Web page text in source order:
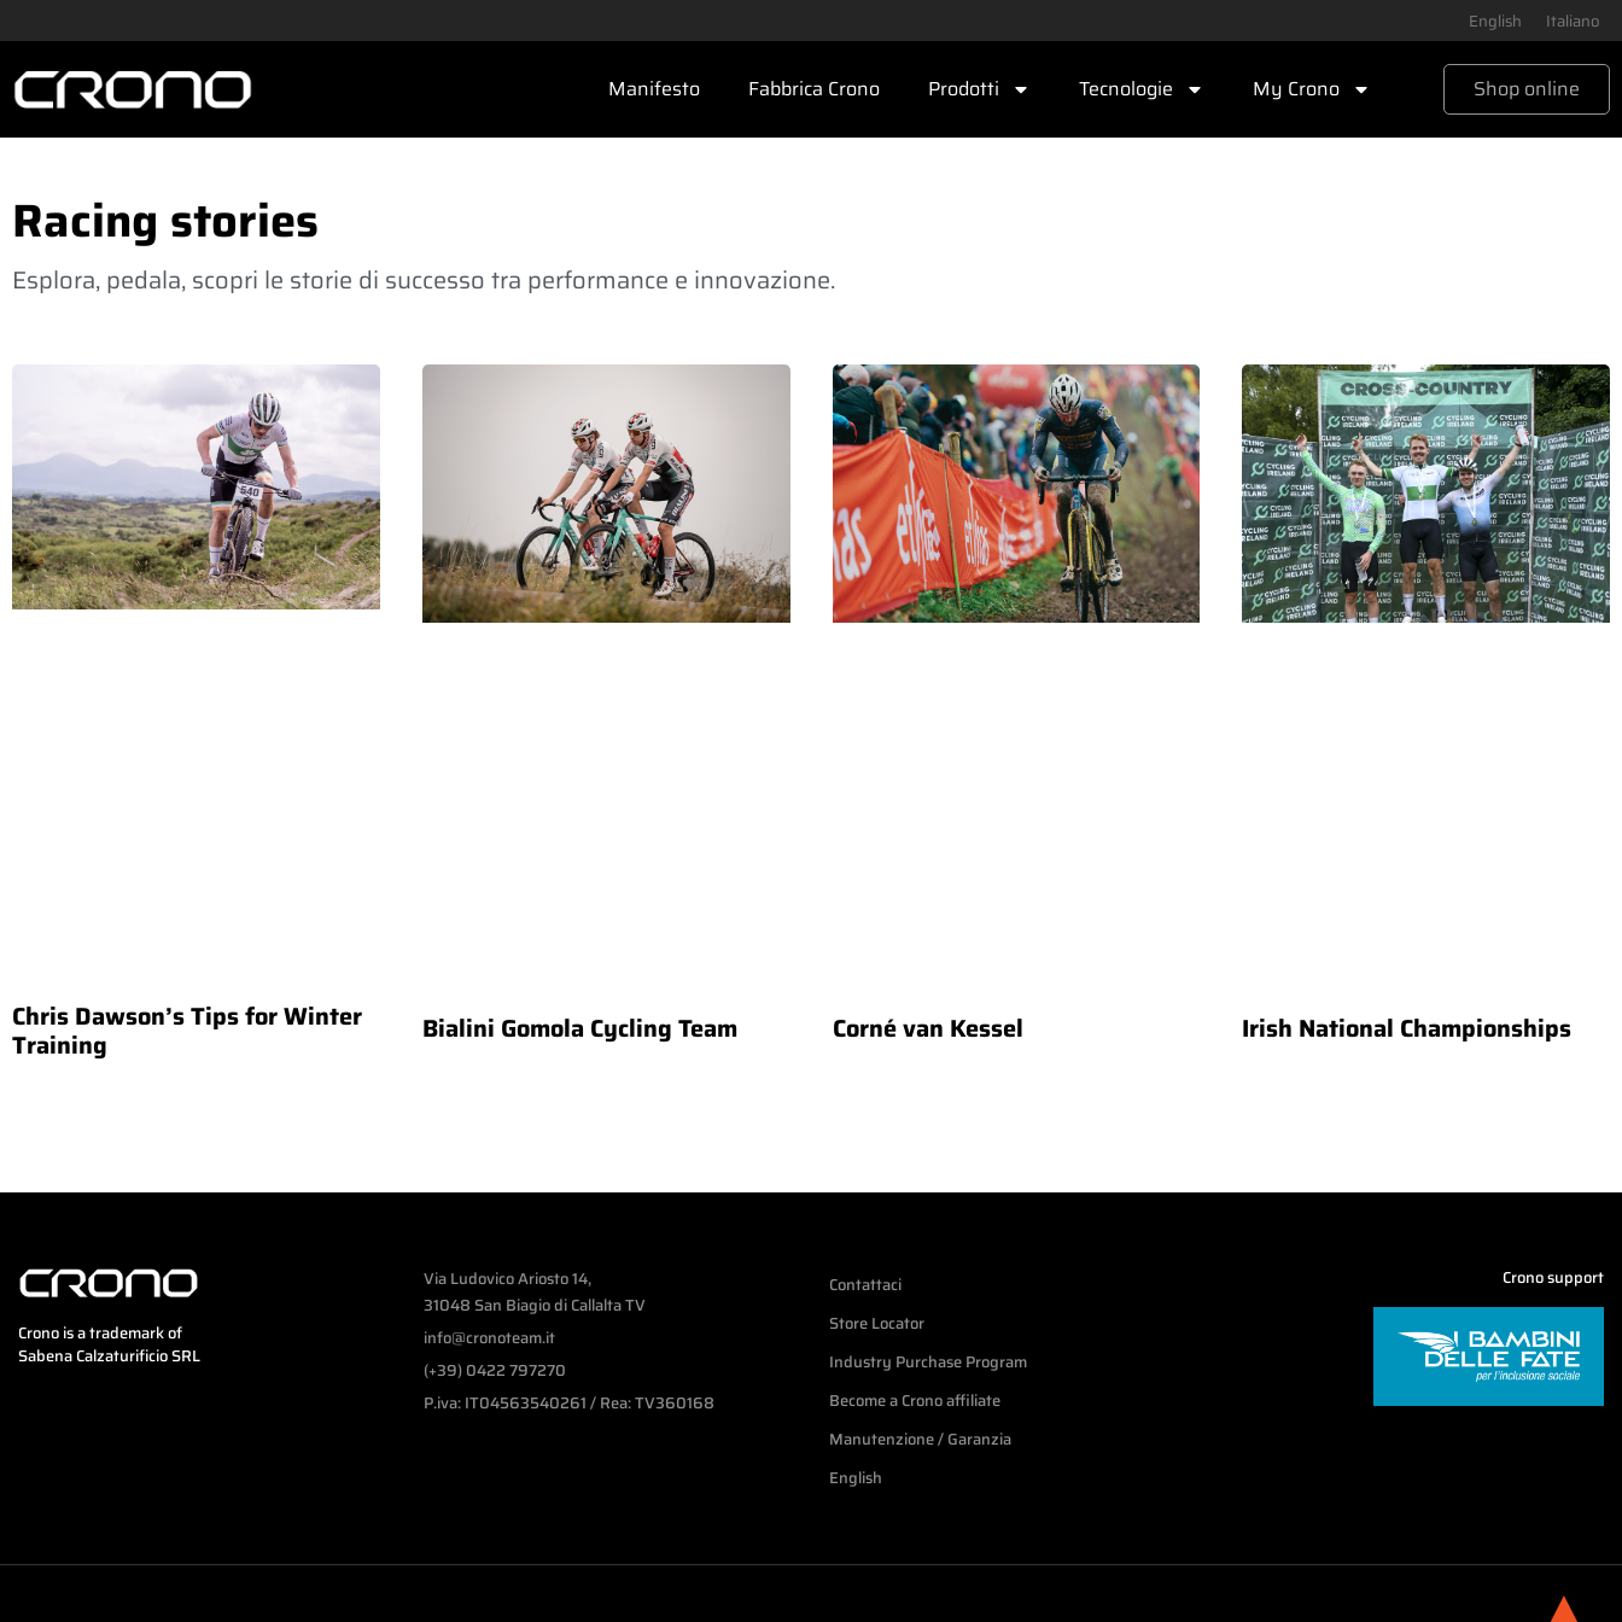
English Italiano
Manifesto Fabbrica Crono Prodotti Tecnologie My Crono Shop online
Racing stories
Esplora, pedala, scopri le storie di successo tra performance e innovazione.
Chris Dawson’s Tips for Winter
Training Bialini Gomola Cycling Team Corné van Kessel Irish National Championships
Crono is a trademark of
Sabena Calzaturificio SRL
Via Ludovico Ariosto 14,
31048 San Biagio di Callalta TV
info@cronoteam.it
(+39) 0422 797270
P.iva: IT04563540261 / Rea: TV360168
Contattaci
Store Locator
Industry Purchase Program
Become a Crono affiliate
Manutenzione / Garanzia
English
Crono support